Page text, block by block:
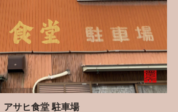
アサヒ食堂 駐車場